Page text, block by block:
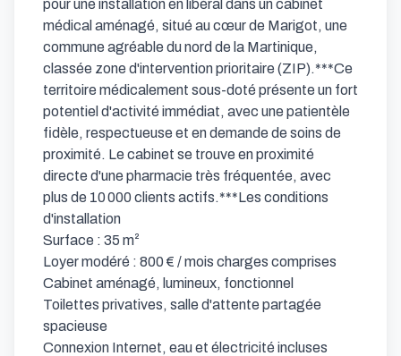
pour une installation en libéral dans un cabinet
médical aménagé, situé au cœur de Marigot, une
commune agréable du nord de la Martinique,
classée zone d'intervention prioritaire (ZIP).***Ce
territoire médicalement sous-doté présente un fort
potentiel d'activité immédiat, avec une patientèle
fidèle, respectueuse et en demande de soins de
proximité. Le cabinet se trouve en proximité
directe d'une pharmacie très fréquentée, avec
plus de 10 000 clients actifs.***Les conditions
d'installation
Surface : 35 m²
Loyer modéré : 800 € / mois charges comprises
Cabinet aménagé, lumineux, fonctionnel
Toilettes privatives, salle d'attente partagée
spacieuse
Connexion Internet, eau et électricité incluses